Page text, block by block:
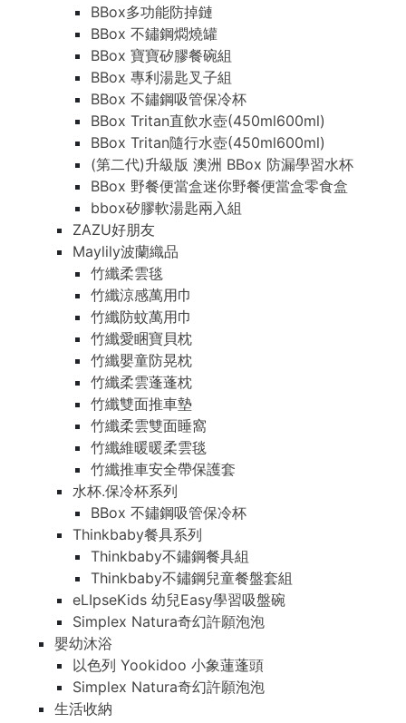
BBox多功能防掉鏈
BBox 不鏽鋼燜燒罐
BBox 寶寶矽膠餐碗組
BBox 專利湯匙叉子組
BBox 不鏽鋼吸管保冷杯
BBox Tritan直飲水壺(450ml600ml)
BBox Tritan隨行水壺(450ml600ml)
(第二代)升級版 澳洲 BBox 防漏學習水杯
BBox 野餐便當盒迷你野餐便當盒零食盒
bbox矽膠軟湯匙兩入組
ZAZU好朋友
Maylily波蘭織品
竹纖柔雲毯
竹纖涼感萬用巾
竹纖防蚊萬用巾
竹纖愛睏寶貝枕
竹纖嬰童防晃枕
竹纖柔雲蓬蓬枕
竹纖雙面推車墊
竹纖柔雲雙面睡窩
竹纖維暖暖柔雲毯
竹纖推車安全帶保護套
水杯.保冷杯系列
BBox 不鏽鋼吸管保冷杯
Thinkbaby餐具系列
Thinkbaby不鏽鋼餐具組
Thinkbaby不鏽鋼兒童餐盤套組
eLIpseKids 幼兒Easy學習吸盤碗
Simplex Natura奇幻許願泡泡
嬰幼沐浴
以色列 Yookidoo 小象蓮蓬頭
Simplex Natura奇幻許願泡泡
生活收納